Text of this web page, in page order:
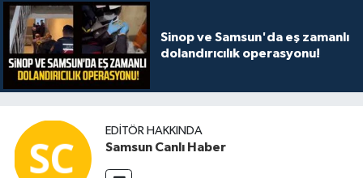
Sinop ve Samsun'da eş zamanlı
dolandırıcılık operasyonu!
EDITÖR HAKKINDA
Samsun Canlı Haber